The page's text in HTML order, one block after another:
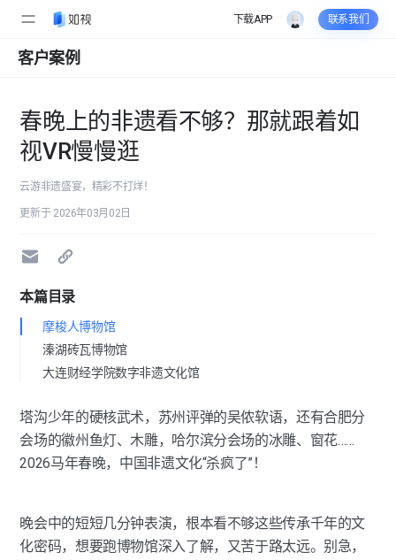
下载APP 联系我们
客户案例
春晚上的非遗看不够？那就跟着如
视VR慢慢逛
云游非遗盛宴，精彩不打烊！
更新于 2026年03月02日
本篇目录
摩梭人博物馆
溱湖砖瓦博物馆
大连财经学院数字非遗文化馆
塔沟少年的硬核武术，苏州评弹的吴侬软语，还有合肥分
会场的徽州鱼灯、木雕，哈尔滨分会场的冰雕、窗花……
2026马年春晚，中国非遗文化“杀疯了”！
晚会中的短短几分钟表演，根本看不够这些传承千年的文
化密码，想要跑博物馆深入了解，又苦于路太远。别急，